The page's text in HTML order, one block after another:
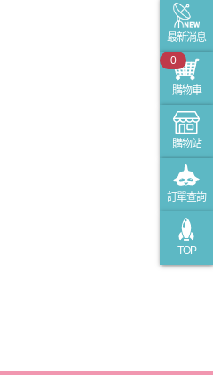
最新消息
購物車
0
購物站
訂單查詢
TOP